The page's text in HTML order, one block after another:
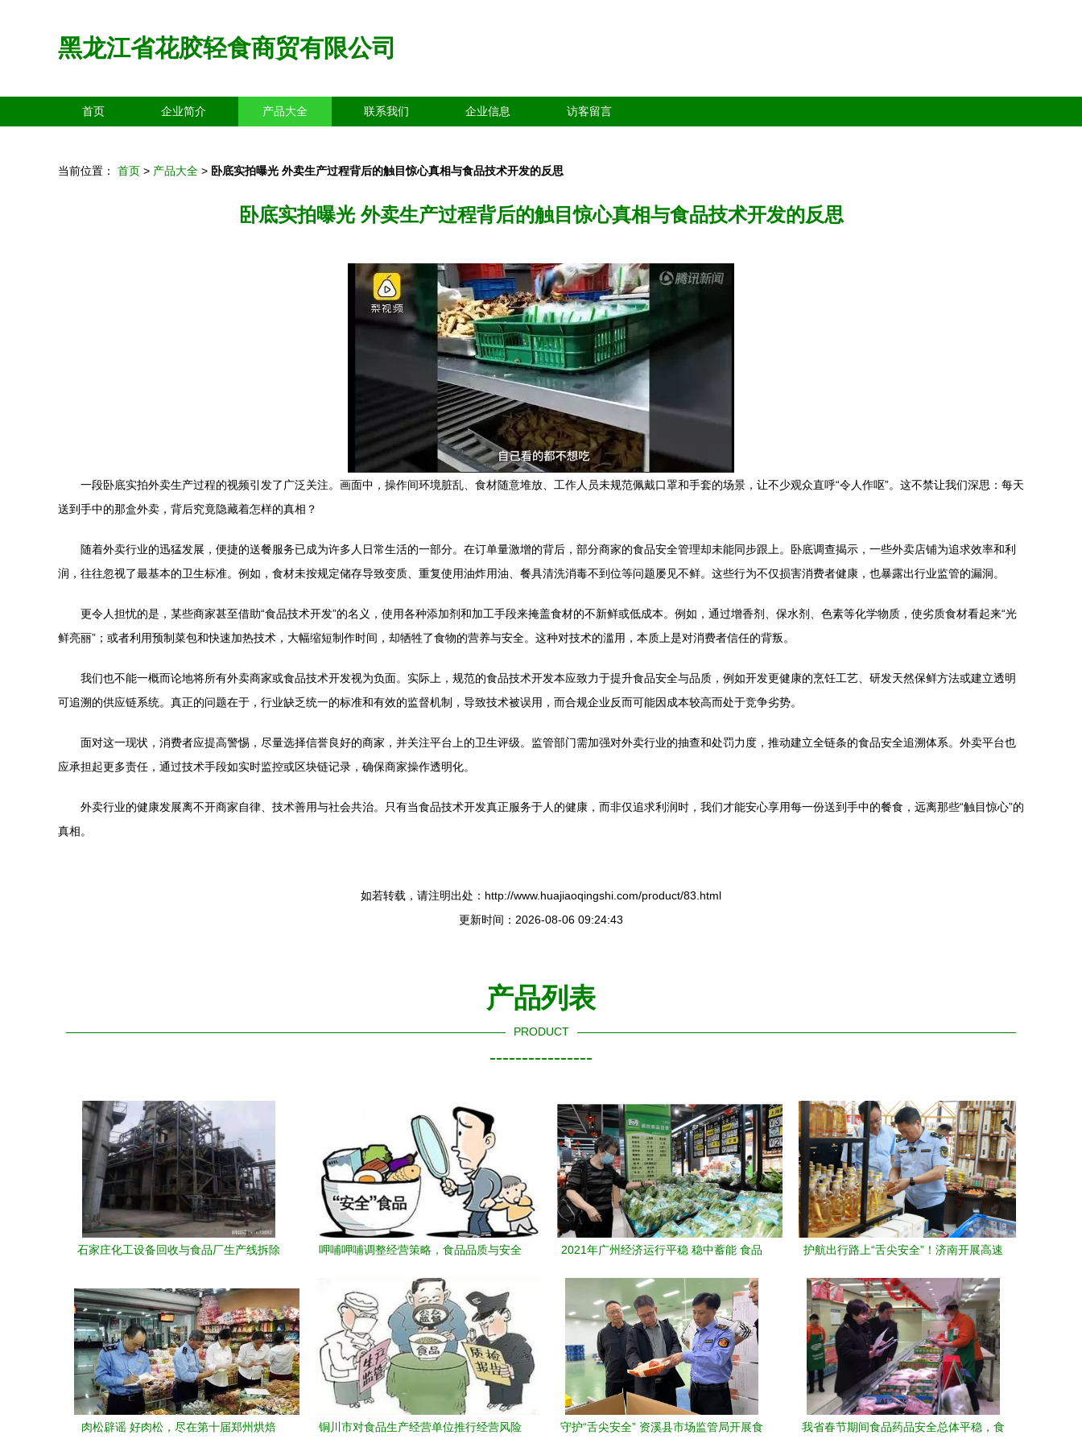
黑龙江省花胶轻食商贸有限公司
首页 企业简介 产品大全 联系我们 企业信息 访客留言
当前位置： 首页 > 产品大全 > 卧底实拍曝光 外卖生产过程背后的触目惊心真相与食品技术开发的反思
卧底实拍曝光 外卖生产过程背后的触目惊心真相与食品技术开发的反思
一段卧底实拍外卖生产过程的视频引发了广泛关注。画面中，操作间环境脏乱、食材随意堆放、工作人员未规范佩戴口罩和手套的场景，让不少观众直呼“令人作呕”。这不禁让我们深思：每天
送到手中的那盒外卖，背后究竟隐藏着怎样的真相？
随着外卖行业的迅猛发展，便捷的送餐服务已成为许多人日常生活的一部分。在订单量激增的背后，部分商家的食品安全管理却未能同步跟上。卧底调查揭示，一些外卖店铺为追求效率和利
润，往往忽视了最基本的卫生标准。例如，食材未按规定储存导致变质、重复使用油炸用油、餐具清洗消毒不到位等问题屡见不鲜。这些行为不仅损害消费者健康，也暴露出行业监管的漏洞。
更令人担忧的是，某些商家甚至借助“食品技术开发”的名义，使用各种添加剂和加工手段来掩盖食材的不新鲜或低成本。例如，通过增香剂、保水剂、色素等化学物质，使劣质食材看起来“光
鲜亮丽”；或者利用预制菜包和快速加热技术，大幅缩短制作时间，却牺牲了食物的营养与安全。这种对技术的滥用，本质上是对消费者信任的背叛。
我们也不能一概而论地将所有外卖商家或食品技术开发视为负面。实际上，规范的食品技术开发本应致力于提升食品安全与品质，例如开发更健康的烹饪工艺、研发天然保鲜方法或建立透明
可追溯的供应链系统。真正的问题在于，行业缺乏统一的标准和有效的监督机制，导致技术被误用，而合规企业反而可能因成本较高而处于竞争劣势。
面对这一现状，消费者应提高警惕，尽量选择信誉良好的商家，并关注平台上的卫生评级。监管部门需加强对外卖行业的抽查和处罚力度，推动建立全链条的食品安全追溯体系。外卖平台也
应承担起更多责任，通过技术手段如实时监控或区块链记录，确保商家操作透明化。
外卖行业的健康发展离不开商家自律、技术善用与社会共治。只有当食品技术开发真正服务于人的健康，而非仅追求利润时，我们才能安心享用每一份送到手中的餐食，远离那些“触目惊心”的
真相。
如若转载，请注明出处：http://www.huajiaoqingshi.com/product/83.html
更新时间：2026-08-06 09:24:43
产品列表
PRODUCT
----------------
石家庄化工设备回收与食品厂生产线拆除
呷哺呷哺调整经营策略，食品品质与安全
2021年广州经济运行平稳 稳中蓄能 食品
护航出行路上“舌尖安全”！济南开展高速
肉松辟谣 好肉松，尽在第十届郑州烘焙 铜川市对食品生产经营单位推行经营风险 守护“舌尖安全” 资溪县市场监管局开展食 我省春节期间食品药品安全总体平稳，食